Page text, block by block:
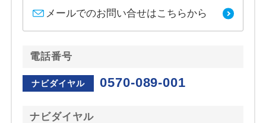
メールでのお問い合せはこちらから
電話番号
ナビダイヤル 0570-089-001
ナビダイヤル